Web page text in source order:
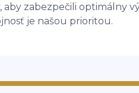
zabezpečili optimálny
je našou prioritou.